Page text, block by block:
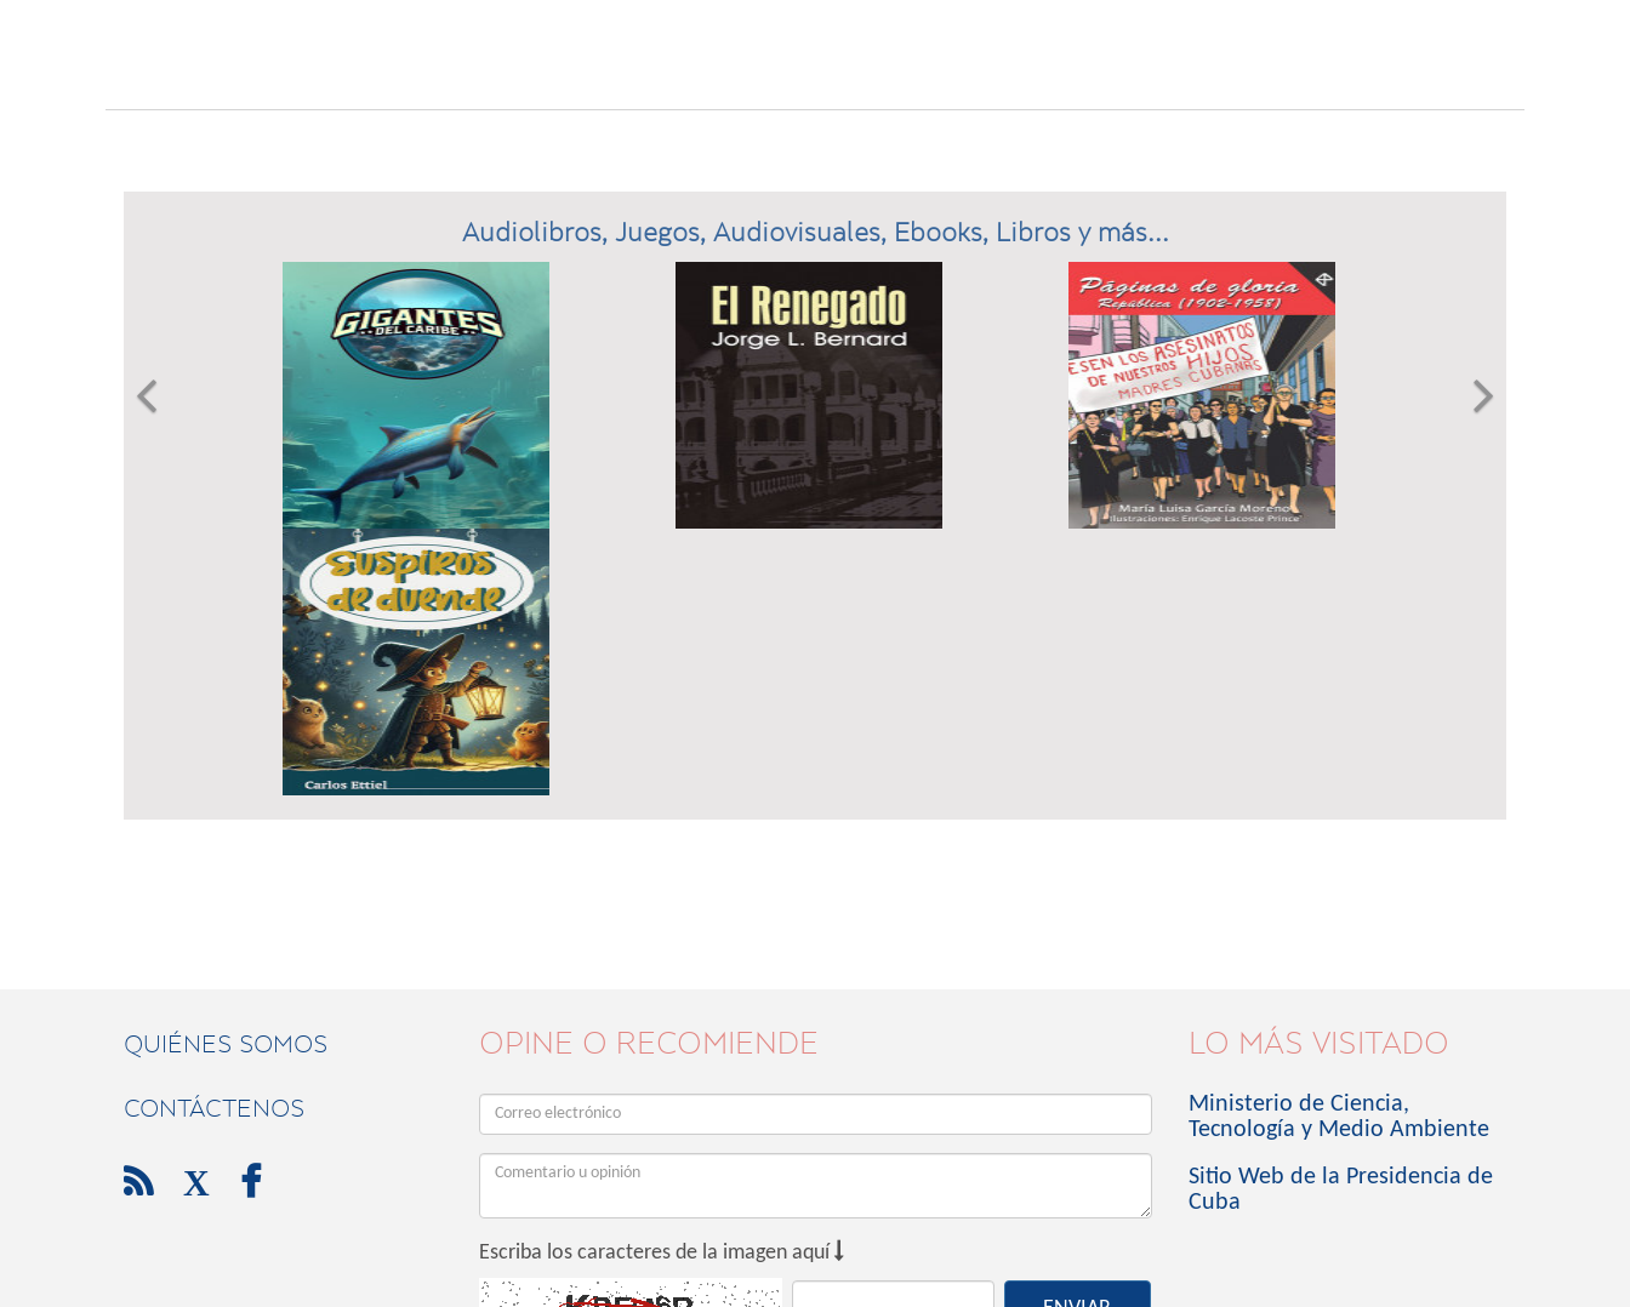
Audiolibros, Juegos, Audiovisuales, Ebooks, Libros y más...
Previous 
QUIÉNES SOMOS
CONTÁCTENOS
 X 
OPINE O RECOMIENDE
Escriba los caracteres de la imagen aquí 
LO MÁS VISITADO
Ministerio de Ciencia,
Tecnología y Medio Ambiente
Sitio Web de la Presidencia de
Cuba